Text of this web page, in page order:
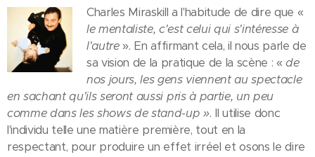
Charles Miraskill a l'habitude de dire que «
le mentaliste, c'est celui qui s'intéresse à
l'autre». En affirmant cela, il nous parle de
sa vision de la pratique de la scène : «de
nos jours, les gens viennent au spectacle
en sachant qu'ils seront aussi pris à partie, un peu
comme dans les shows de stand-up ». Il utilise donc
l'individu telle une matière première, tout en la
respectant, pour produire un effet irréel et osons le dire